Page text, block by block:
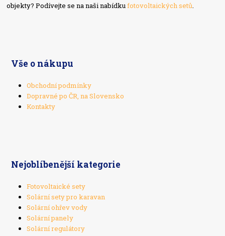
objekty? Podívejte se na naši nabídkufotovoltaických setů.
Vše o nákupu
Obchodní podmínky
Dopravné po ČR, na Slovensko
Kontakty
Nejoblíbenější kategorie
Fotovoltaické sety
Solární sety pro karavan
Solární ohřev vody
Solární panely
Solární regulátory